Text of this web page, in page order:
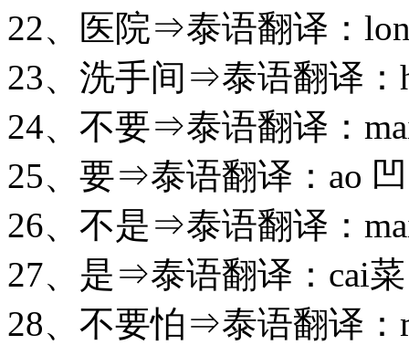
22、医院⇒泰语翻译：
23、洗手间⇒泰语翻译：
24、不要⇒泰语翻译：
25、要⇒泰语翻译：ao
26、不是⇒泰语翻译：
27、是⇒泰语翻译：cai
28、不要怕⇒泰语翻译：